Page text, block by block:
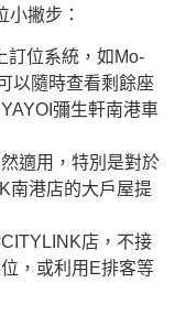
撇步：
訂位系統，如Mo-
以隨時查看剩餘座
彌生軒南港車
適用，特別是對於
南港店的大戶屋提
店，不接
，或利用E排客等